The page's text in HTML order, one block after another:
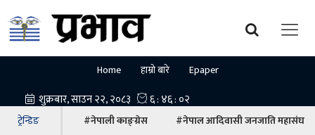
Home हाम्रो बारे Epaper
ट्रेन्डिङ #नेपाली काङ्ग्रेस #नेपाल आदिवासी जनजाति महासंघ